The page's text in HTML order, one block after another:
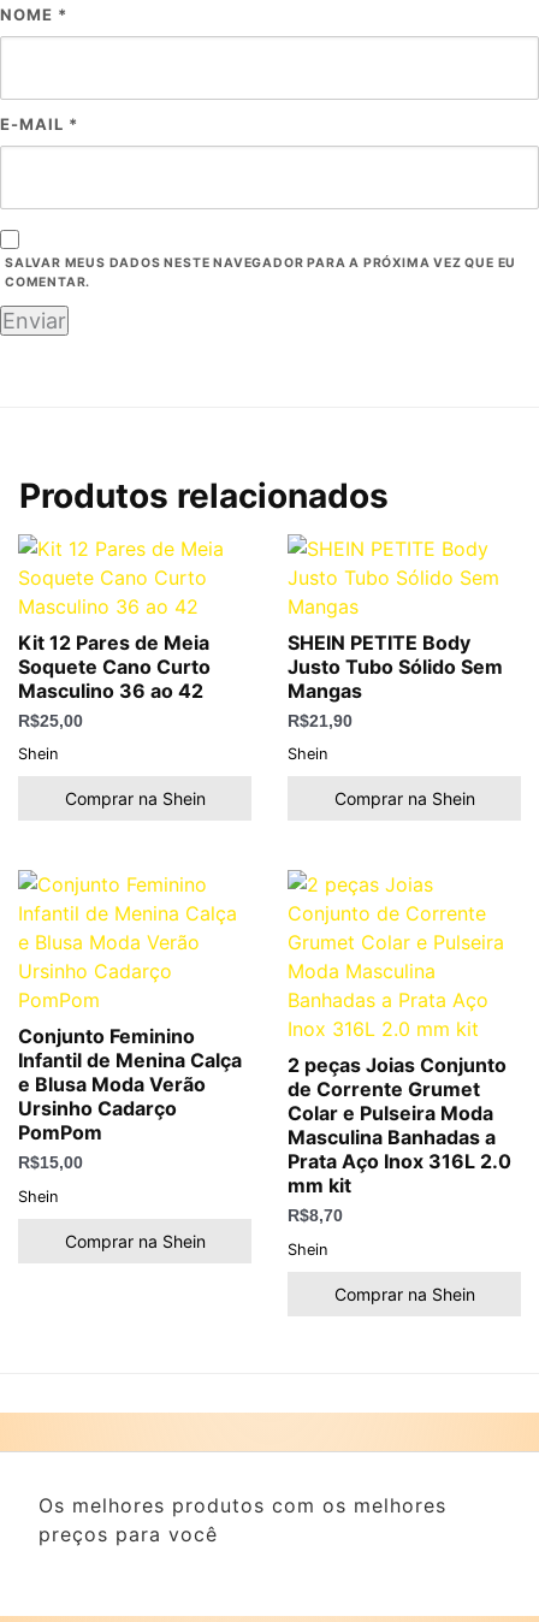
NOME *
E-MAIL *
SALVAR MEUS DADOS NESTE NAVEGADOR PARA A PRÓXIMA VEZ QUE EU
COMENTAR.
Produtos relacionados
Kit 12 Pares de Meia
Soquete Cano Curto
Masculino 36 ao 42
R$25,00
Shein
Comprar na Shein
SHEIN PETITE Body
Justo Tubo Sólido Sem
Mangas
R$21,90
Shein
Comprar na Shein
Conjunto Feminino
Infantil de Menina Calça
e Blusa Moda Verão
Ursinho Cadarço
PomPom
R$15,00
Shein
Comprar na Shein
2 peças Joias Conjunto
de Corrente Grumet
Colar e Pulseira Moda
Masculina Banhadas a
Prata Aço Inox 316L 2.0
mm kit
R$8,70
Shein
Comprar na Shein
Os melhores produtos com os melhores
preços para você